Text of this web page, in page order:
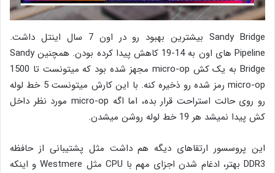
Sandy Bridge بیشترین بهبود رو در اون 7 سال اینتل داشت.
Pipeline های اون به 14-19 کاهش پیدا کرده بودن. همچنین Sandy
Bridge به یک کش micro-op مجهز شده بود که میتونست تا 1500
micro-op رمز شده رو ذخیره کنه. با این کارش میتونست 5 خط لوله
رو روی حالت استراحت قرار بده، اما اگه micro-op مورد نظر داخل
کش پیدا نمیشد هر 19 خط لوله روشن میشدن.
این پروسسور ارتقاهای دیگه هم داشت مثل پشتیبانی از حافظه
DDR3 بهتر، ادغام شدن اجزای مهم با CPU مثل Westmere و اینکه